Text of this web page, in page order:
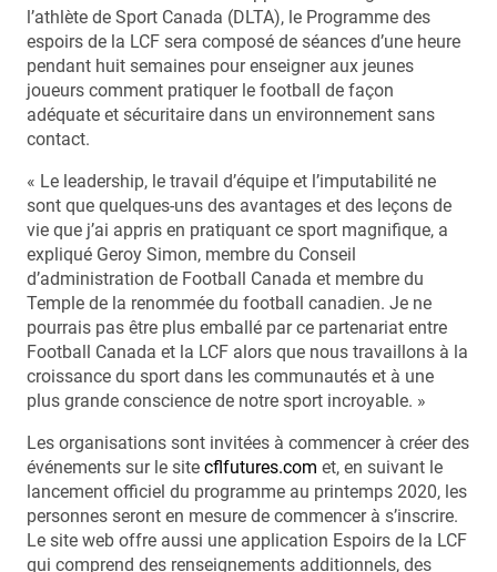
l’athlète de Sport Canada (DLTA), le Programme des
espoirs de la LCF sera composé de séances d’une heure
pendant huit semaines pour enseigner aux jeunes
joueurs comment pratiquer le football de façon
adéquate et sécuritaire dans un environnement sans
contact.
« Le leadership, le travail d’équipe et l’imputabilité ne
sont que quelques-uns des avantages et des leçons de
vie que j’ai appris en pratiquant ce sport magnifique, a
expliqué Geroy Simon, membre du Conseil
d’administration de Football Canada et membre du
Temple de la renommée du football canadien. Je ne
pourrais pas être plus emballé par ce partenariat entre
Football Canada et la LCF alors que nous travaillons à la
croissance du sport dans les communautés et à une
plus grande conscience de notre sport incroyable. »
Les organisations sont invitées à commencer à créer des
événements sur le site cflfutures.com et, en suivant le
lancement officiel du programme au printemps 2020, les
personnes seront en mesure de commencer à s’inscrire.
Le site web offre aussi une application Espoirs de la LCF
qui comprend des renseignements additionnels, des